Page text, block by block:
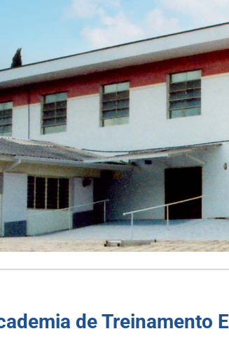
de Treinamento